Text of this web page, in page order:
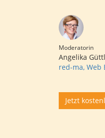
Moderatorin
Angelika
red-ma, Web
Jetzt